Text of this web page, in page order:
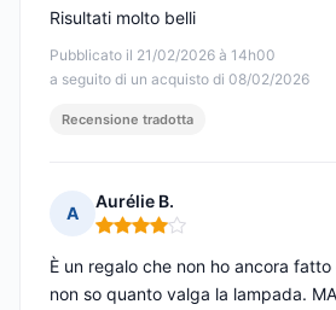
Pubblicato il 21/02/2026 à 14h00
a seguito di un acquisto di 08/02/2026
Risultati molto belli
Recensione tradotta
A
Aurélie B.
Nota: 4 su 5
È un regalo che non ho ancora
non so quanto valga la lampada.